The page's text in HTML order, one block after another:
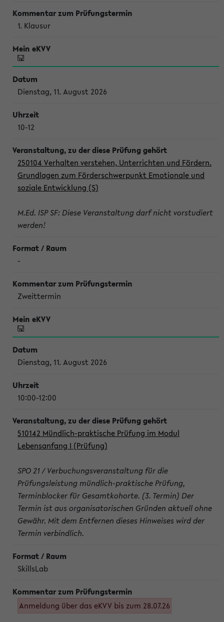
1. Klausur
Dienstag, 11. August 2026
10-12
250104 Verhalten verstehen, Unterrichten und Fördern.
Grundlagen zum Förderschwerpunkt Emotionale und
soziale Entwicklung (S)
M.Ed. ISP SF: Diese Veranstaltung darf nicht vorstudiert
werden!
-
Zweittermin
Dienstag, 11. August 2026
10:00-12:00
510142 Mündlich-praktische Prüfung im Modul
Lebensanfang I (Prüfung)
SPO 21 / Verbuchungsveranstaltung für die
Prüfungsleistung mündlich-praktische Prüfung,
Terminblocker für Gesamtkohorte. (3. Termin) Der
Termin ist aus organisatorischen Gründen aktuell ohne
Gewähr. Mit dem Entfernen dieses Hinweises wird der
Termin verbindlich.
SkillsLab
Anmeldung über das eKVV bis zum 28.07.26